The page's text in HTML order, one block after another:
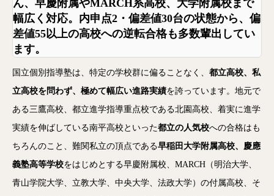
ん、早慶附属やMARCH系高校、大学附属校まで
幅広く対応。内申点2・偏差値30台の状態から、 偏
差値55以上の高校への逆転合格も多数輩出してい
ます。
国立個別指導塾は、特定の学校群に偏ることなく、 都立高校、私
立高校を問わず、極めて幅広い進路実績を誇っています。地元で
ある三鷹高校、都立進学指導重点校である北園高校、着実に進学
実績を伸ばしている南平高校といった都立の人気校への合格はも
ちろんのこと、難関私立の頂点である早稲田大学附属高校、慶應
義塾高等学校をはじめとする早慶附属校、MARCH（明治大学、
青山学院大学、立教大学、中央大学、法政大学）の付属高校、そ